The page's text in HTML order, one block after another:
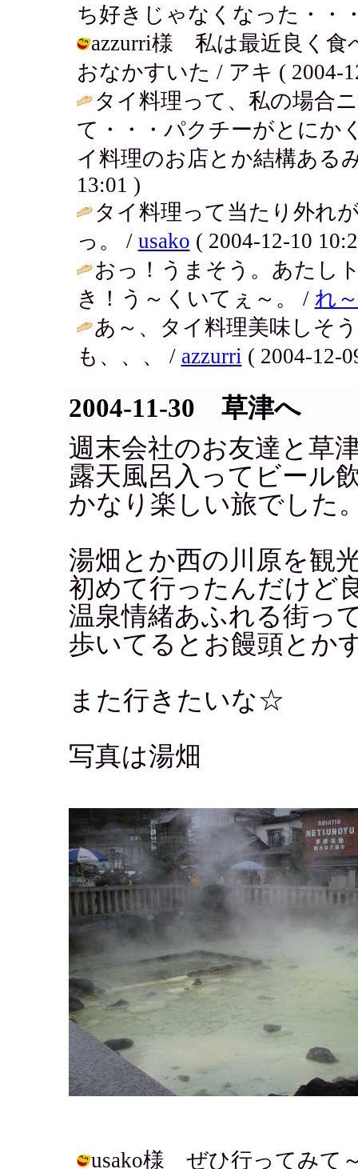
ち好きじゃなくなった・・
azzurri様 私は最近良く食
おなかすいた / アキ ( 2004-
タイ料理って、私の場合
て・・・パクチーがとに
イ料理のお店とか結構ある
13:01 )
タイ料理って当たり外れ
っ。 / usako ( 2004-12-10
おっ！うまそう。あたし
き！う～くいてぇ～。 / れ
あ～、タイ料理美味しそ
も、、、 / azzurri ( 2004-12-
2004-11-30 草津へ
週末会社のお友達と草
露天風呂入ってビール
かなり楽しい旅でした
湯畑とか西の川原を観
初めて行ったんだけど
温泉情緒あふれる街っ
歩いてるとお饅頭とか
また行きたいな☆
写真は湯畑
usako様 ぜひ行ってみて